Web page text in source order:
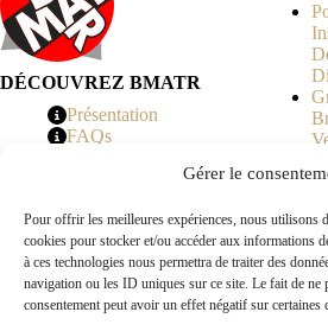
Gérer le
Pour offrir les meilleures expériences, nous utilisons
cookies pour stocker et/ou accéder aux informations
à ces technologies nous permettra de traiter des
navigation ou les ID uniques sur ce site. Le fait de ne
consentement peut avoir un effet négatif sur certaines
DÉCOUVREZ BMATR
Présentation
FAQs
© 2026 BMATR® — Tous droits réservés.